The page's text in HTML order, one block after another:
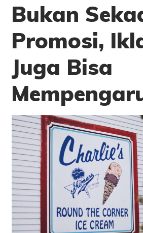
Bukan
Promosi,
Juga Bisa